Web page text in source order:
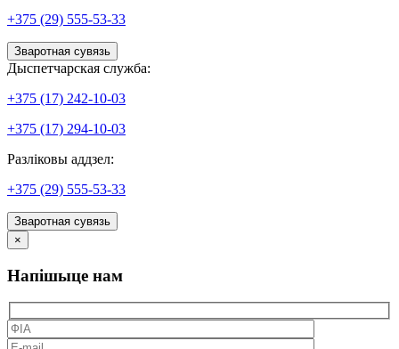
+375 (29) 555-53-33
Зваротная сувязь
Дыспетчарская служба:
+375 (17) 242-10-03
+375 (17) 294-10-03
Разліковы аддзел:
+375 (29) 555-53-33
Зваротная сувязь
×
Напішыце нам